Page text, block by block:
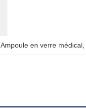
, Ampoule en verre médical